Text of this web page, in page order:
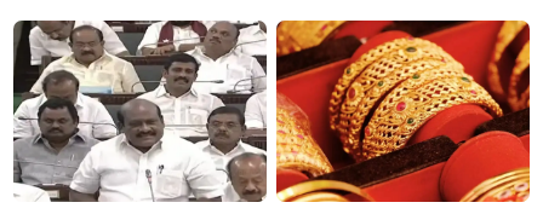
தமிழர்கள் - எடப்பாடி பழனிசாமி..!